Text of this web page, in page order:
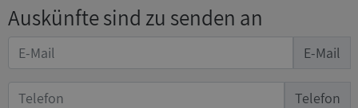
Auskünfte sind zu senden an
E-Mail
Telefon